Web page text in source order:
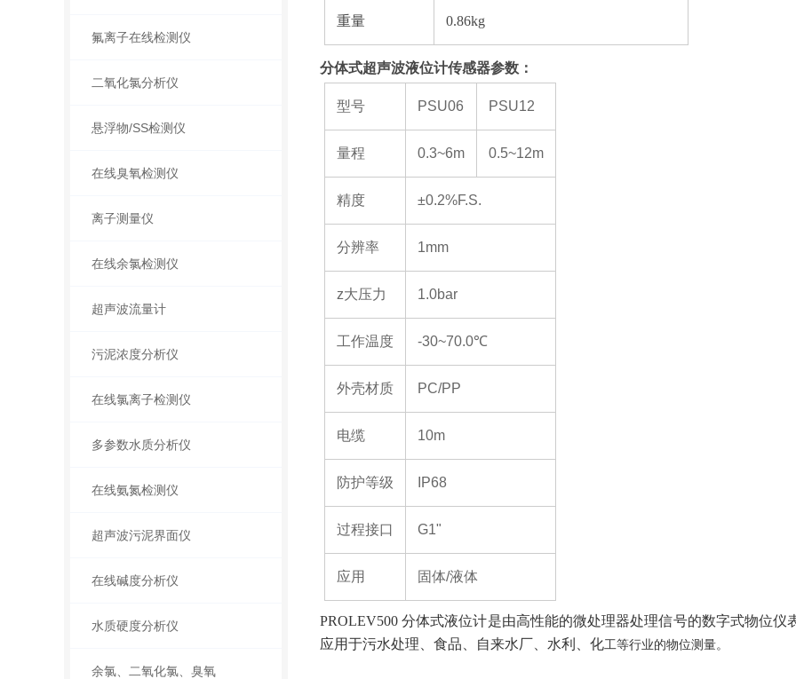
氟离子在线检测仪
二氧化氯分析仪
悬浮物/SS检测仪
在线臭氧检测仪
离子测量仪
在线余氯检测仪
超声波流量计
污泥浓度分析仪
在线氯离子检测仪
多参数水质分析仪
在线氨氮检测仪
超声波污泥界面仪
在线碱度分析仪
水质硬度分析仪
余氯、二氧化氯、臭氧
重量 0.86kg
分体式超声波液位计传感器参数：
型号 PSU06 PSU12
量程 0.3~6m 0.5~12m
精度 ±0.2%F.S.
分辨率 1mm
z大压力 1.0bar
工作温度 -30~70.0℃
外壳材质 PC/PP
电缆 10m
防护等级 IP68
过程接口 G1"
应用 固体/液体
PROLEV500 分体式液位计是由高性能的微处理器处理信号的数字式物位
应用于污水处理、食品、自来水厂、水利、化工等行业的物位测量。